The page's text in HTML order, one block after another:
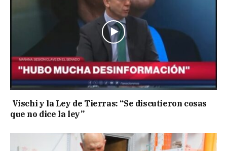
Vischi y la Ley de Tierras: “Se discutieron cosas
que no dice la ley”